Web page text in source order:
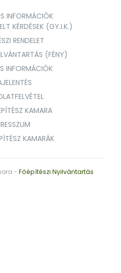
INFORMÁCIÓK
KÉRDÉSEK (GY.I.K.)
RENDELET
(FÉNY)
INFORMÁCIÓK
KAMARA
KAMARÁK
- Főépítészi Nyilvántartás